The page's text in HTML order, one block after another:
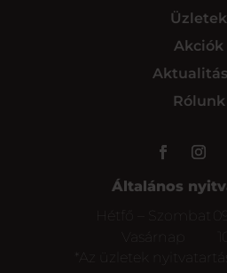
Üzletek
Akciók
Rólunk
Általános
Hétfő – Szombat
*Az üzletek